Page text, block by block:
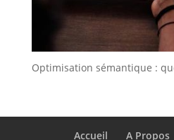
Optimisation sémantique :
Accueil A Propos